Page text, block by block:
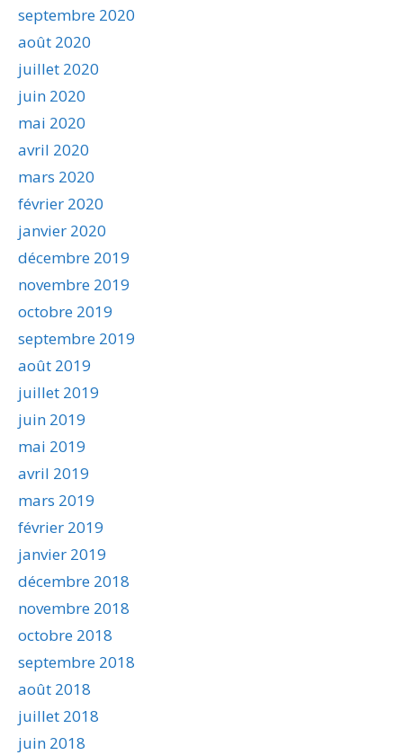
septembre 2020
août 2020
juillet 2020
juin 2020
mai 2020
avril 2020
mars 2020
février 2020
janvier 2020
décembre 2019
novembre 2019
octobre 2019
septembre 2019
août 2019
juillet 2019
juin 2019
mai 2019
avril 2019
mars 2019
février 2019
janvier 2019
décembre 2018
novembre 2018
octobre 2018
septembre 2018
août 2018
juillet 2018
juin 2018